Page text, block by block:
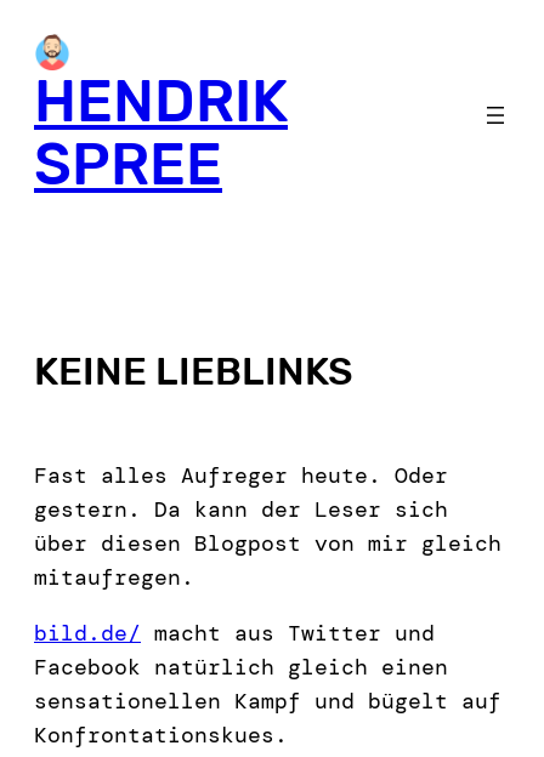
HENDRIK
SPREE
KEINE LIEBLINKS
Fast alles Aufreger heute. Oder
gestern. Da kann der Leser sich
über diesen Blogpost von mir gleich
mitaufregen.
bild.de/ macht aus Twitter und
Facebook natürlich gleich einen
sensationellen Kampf und bügelt auf
Konfrontationskues.